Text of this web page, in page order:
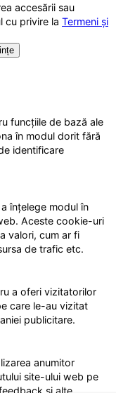
accesării sau
cu privire la Termeni și
funcțiile de bază ale
în modul dorit fără
identificare
înțelege modul în
Aceste cookie-uri
valori, cum ar fi
de trafic etc.
a oferi vizitatorilor
care le-au vizitat
publicitare.
anumitor
site-ului web pe
și alte